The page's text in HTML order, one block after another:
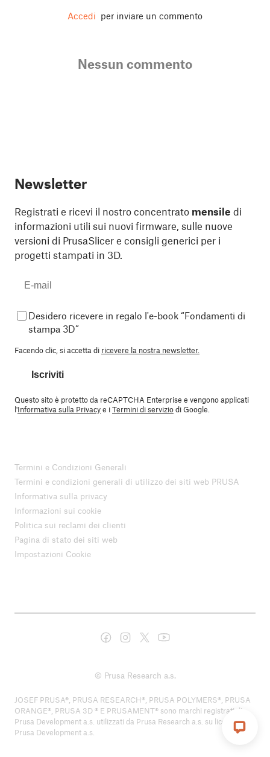
Accedi per inviare un commento
Nessun commento
Newsletter
Registrati e ricevi il nostro concentrato mensile di
informazioni utili sui nuovi firmware, sulle nuove
versioni di PrusaSlicer e consigli generici per i
progetti stampati in 3D.
Desidero ricevere in regalo l'e-book “Fondamenti di
stampa 3D”
Facendo clic, si accetta di ricevere la nostra newsletter.
Iscriviti
Questo sito è protetto da reCAPTCHA Enterprise e vengono applicati
l'Informativa sulla Privacye iTermini di serviziodi Google.
Termini e Condizioni Generali
Termini e condizioni generali di utilizzo dei siti web PRUSA
Informativa sulla privacy
Informazioni sui cookie
Politica sui reclami dei clienti
Pagina di stato dei siti web
Impostazioni Cookie
© Prusa Research a.s.
JOSEF PRUSA®, PRUSA RESEARCH®, PRUSA POLYMERS®, PRUSA
ORANGE®, PRUSA 3D ® E PRUSAMENT® sono marchi registrati di
Prusa Development a.s. utilizzati da Prusa Research a.s. su licenza di
Prusa Development a.s.